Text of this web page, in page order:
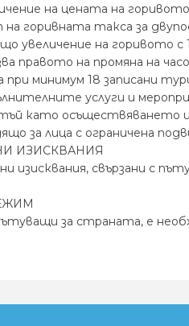
на цената на
на горивната такса за
увеличение на горивото
правото на промяна на
при минимум 18 записани
услуги и
като осъществяването
за лица с ограничена
ИЗИСКВАНИЯ
изисквания, свързани с
за страната, е